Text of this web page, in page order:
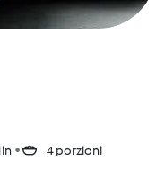
4 porzioni